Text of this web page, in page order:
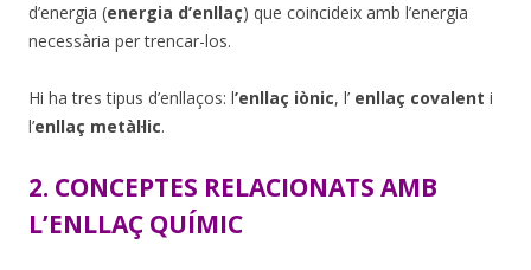
d’energia (energia d’enllaç) que coincideix amb l’energia
necessària per trencar-los.
Hi ha tres tipus d’enllaços: l’enllaç iònic, l’ enllaç covalent i
l’enllaç metàl·lic.
2. CONCEPTES RELACIONATS AMB
L’ENLLAÇ QUÍMIC